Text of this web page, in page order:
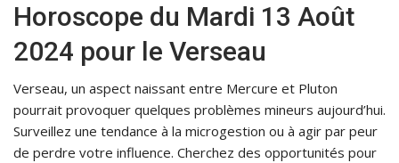
Horoscope du Mardi 13 Août
2024 pour le Verseau
Verseau, un aspect naissant entre Mercure et Pluton
pourrait provoquer quelques problèmes mineurs aujourd’hui.
Surveillez une tendance à la microgestion ou à agir par peur
de perdre votre influence. Cherchez des opportunités pour